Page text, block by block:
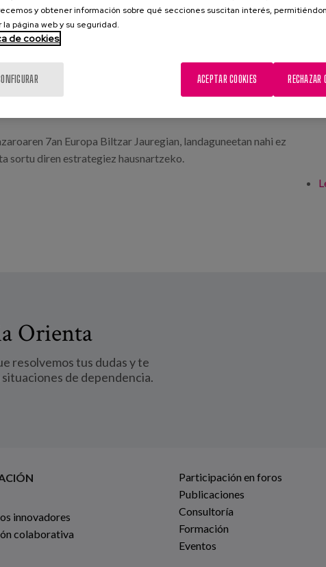
7an Europa Biltzar Jauregian, landaguneetan nahi ez
sortu diren estrategiez hausnartzeko.
Orienta
resolvemos tus dudas y te
de dependencia.
innovadores
colaborativa
Participación en foros
Publicaciones
Consultoría
Formación
Eventos
y obtener información sobre qué secciones suscitan interés,
la página web y su seguridad.
de cookies
RECHAZAR
ACEPTAR COOKIES